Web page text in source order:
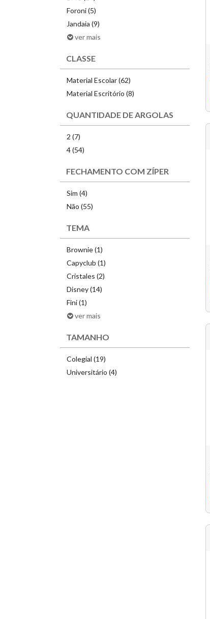
Foroni (5)
Jandaia (9)
ver mais
CLASSE
Material Escolar (62)
Material Escritório (8)
QUANTIDADE DE ARGOLAS
2 (7)
4 (54)
FECHAMENTO COM ZÍPER
Sim (4)
Não (55)
TEMA
Brownie (1)
Capyclub (1)
Cristales (2)
Disney (14)
Fini (1)
ver mais
TAMANHO
Colegial (19)
Universitário (4)